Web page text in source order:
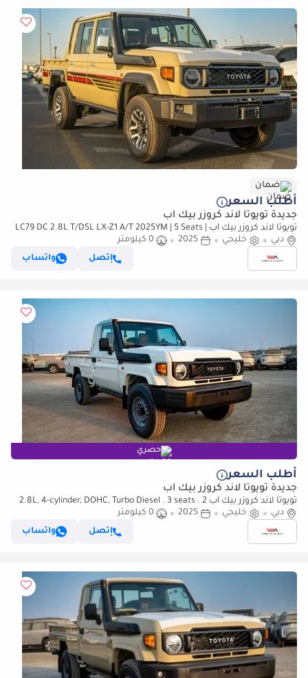
ضمان
أطلب السعر
جديدة تويوتا لاند كروزر بيك آب
تويوتا لاند كروزر بيك آب LC79 DC 2.8L T/DSL LX-Z1 A/T 2025YM | 5 Seats |
4 Doors
دبي خليجي 2025
0 كيلومتر
إتصل
واتساب
حصري
أطلب السعر
جديدة تويوتا لاند كروزر بيك آب
تويوتا لاند كروزر بيك آب 2.8L, 4-cylinder, DOHC, Turbo Diesel . 3 seats . 2
Doors
دبي خليجي 2025
0 كيلومتر
إتصل
واتساب